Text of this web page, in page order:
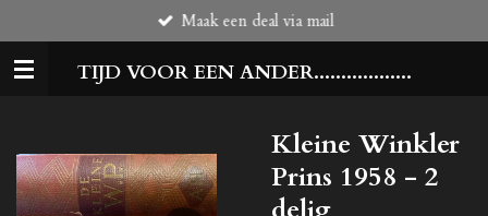
direct
naar
TIJD VOOR EEN ANDER..................
Maak een deal via mail
Kleine Winkler
Prins 1958 - 2